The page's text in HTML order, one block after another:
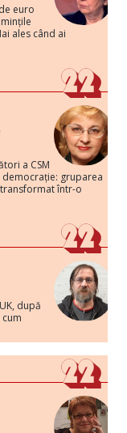
euro
ales când ai
a CSM
gruparea
într-o
după